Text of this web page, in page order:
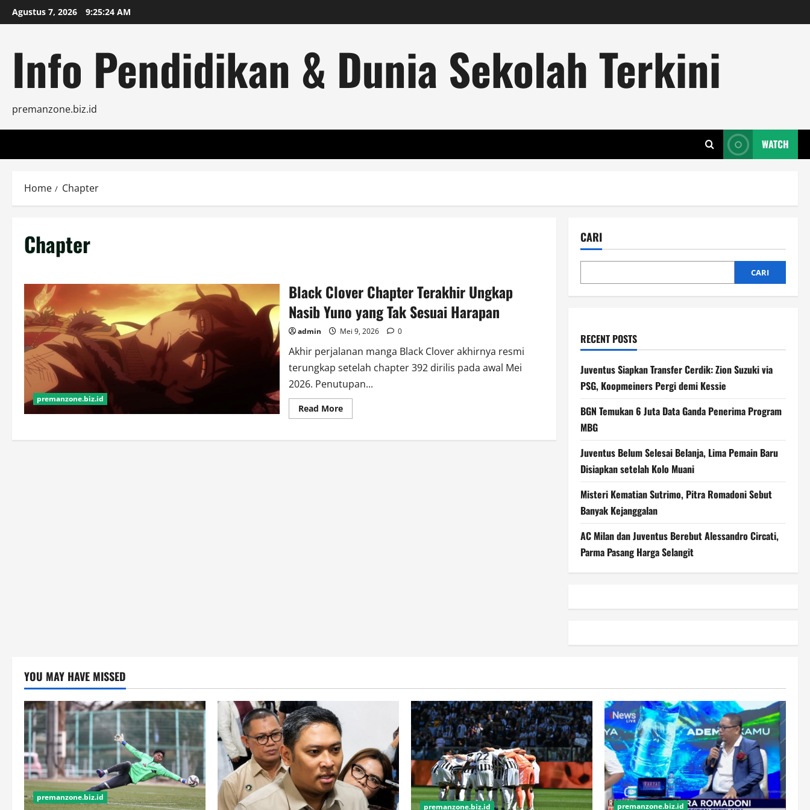
Skip
to
Agustus 7, 2026 9:25:24 AM
Info Pendidikan & Dunia Sekolah Terkini
premanzone.biz.id
WATCH
Home Chapter
Chapter
premanzone.biz.id
Black Clover Chapter Terakhir Ungkap
Nasib Yuno yang Tak Sesuai Harapan
admin Mei 9, 2026 0
Akhir perjalanan manga Black Clover akhirnya resmi
terungkap setelah chapter 392 dirilis pada awal Mei
2026. Penutupan...
Read MoreRead
more
Clover
CARI
CARI
RECENT POSTS
Juventus Siapkan Transfer Cerdik: Zion Suzuki via
PSG, Koopmeiners Pergi demi Kessie
BGN Temukan 6 Juta Data Ganda Penerima Program
MBG
Juventus Belum Selesai Belanja, Lima Pemain Baru
Disiapkan setelah Kolo Muani
Misteri Kematian Sutrimo, Pitra Romadoni Sebut
Banyak Kejanggalan
AC Milan dan Juventus Berebut Alessandro Circati,
Parma Pasang Harga Selangit
YOU MAY HAVE MISSED
premanzone.biz.id
premanzone.biz.id
premanzone.biz.id